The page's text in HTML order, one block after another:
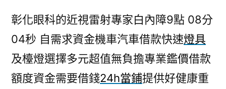
彰化眼科的近視雷射專家白內障9點 08分
04秒 自需求資金機車汽車借款快速燈具
及檯燈選擇多元超值無負擔專業鑑價借款
額度資金需要借錢24h當鋪提供好健康重